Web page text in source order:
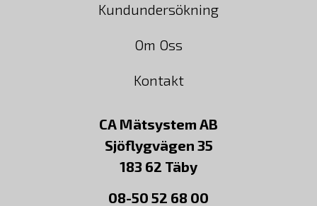
Kundundersökning
Om Oss
Kontakt
CA Mätsystem AB
Sjöflygvägen 35
183 62 Täby
08-50 52 68 00